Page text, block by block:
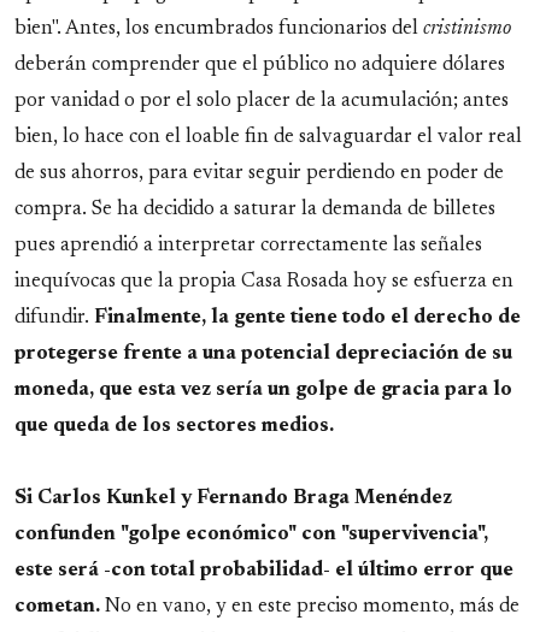
bien". Antes, los encumbrados funcionarios del cristinismo
deberán comprender que el público no adquiere dólares
por vanidad o por el solo placer de la acumulación; antes
bien, lo hace con el loable fin de salvaguardar el valor real
de sus ahorros, para evitar seguir perdiendo en poder de
compra. Se ha decidido a saturar la demanda de billetes
pues aprendió a interpretar correctamente las señales
inequívocas que la propia Casa Rosada hoy se esfuerza en
difundir. Finalmente, la gente tiene todo el derecho de
protegerse frente a una potencial depreciación de su
moneda, que esta vez sería un golpe de gracia para lo
que queda de los sectores medios.
Si Carlos Kunkel y Fernando Braga Menéndez
confunden "golpe económico" con "supervivencia",
este será -con total probabilidad- el último error que
cometan. No en vano, y en este preciso momento, más de